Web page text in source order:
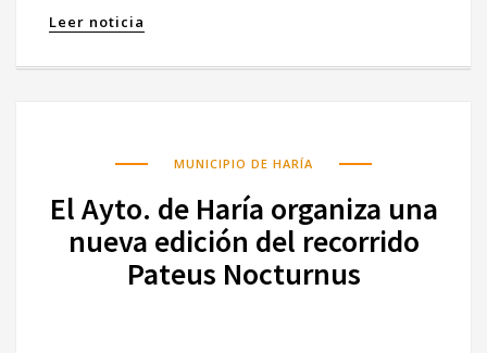
Leer noticia
MUNICIPIO DE HARÍA
El Ayto. de Haría organiza una
nueva edición del recorrido
Pateus Nocturnus